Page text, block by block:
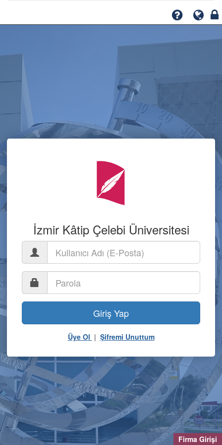
Firma Girişi
İzmir Kâtip Çelebi Üniversitesi
Giriş Yap
Üye Ol | Şifremi Unuttum